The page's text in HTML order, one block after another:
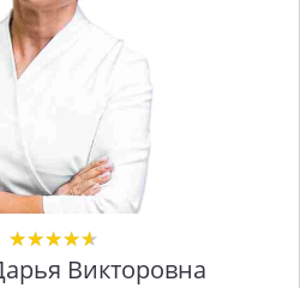
★★★★★
★★★★★
Викторовна